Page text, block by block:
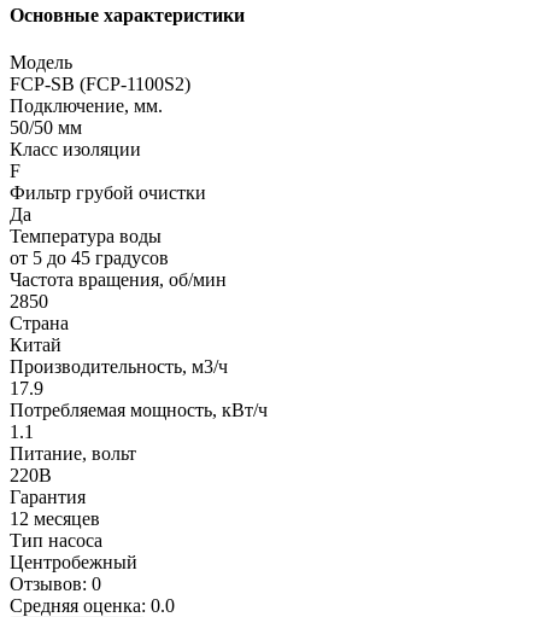
Основные характеристики
Модель
FCP-SВ (FCP-1100S2)
Подключение, мм.
50/50 мм
Класс изоляции
F
Фильтр грубой очистки
Да
Температура воды
от 5 до 45 градусов
Частота вращения, об/мин
2850
Страна
Китай
Производительность, м3/ч
17.9
Потребляемая мощность, кВт/ч
1.1
Питание, вольт
220В
Гарантия
12 месяцев
Тип насоса
Центробежный
Отзывов: 0
Средняя оценка: 0.0